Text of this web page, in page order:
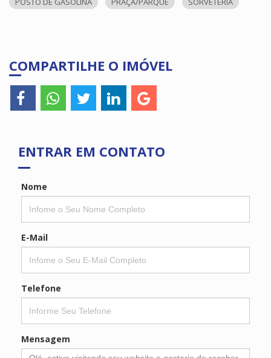
COMPARTILHE O IMÓVEL
ENTRAR EM CONTATO
Nome
E-Mail
Telefone
Mensagem